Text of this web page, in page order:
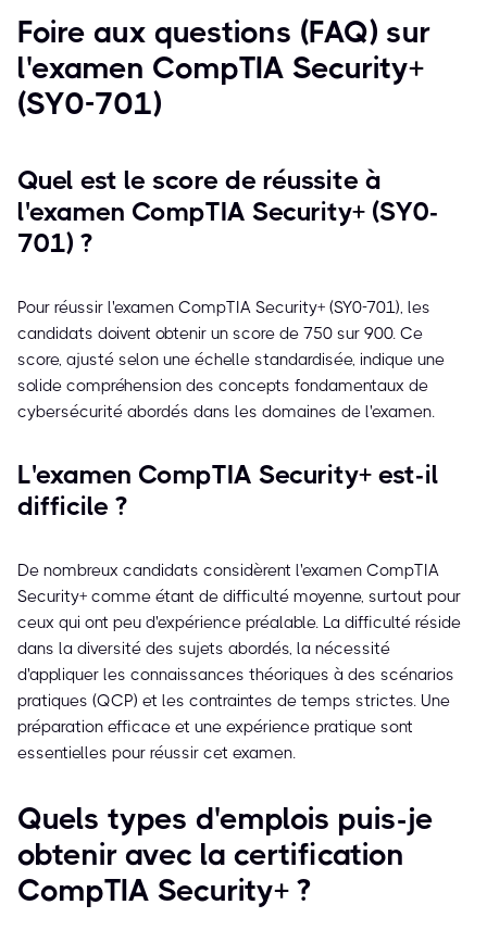
Foire aux questions (FAQ) sur
l'examen CompTIA Security+
(SY0-701)
Quel est le score de réussite à
l'examen CompTIA Security+ (SY0-
701) ?
Pour réussir l'examen CompTIA Security+ (SY0-701), les
candidats doivent obtenir un score de 750 sur 900. Ce
score, ajusté selon une échelle standardisée, indique une
solide compréhension des concepts fondamentaux de
cybersécurité abordés dans les domaines de l'examen.
L'examen CompTIA Security+ est-il
difficile ?
De nombreux candidats considèrent l'examen CompTIA
Security+ comme étant de difficulté moyenne, surtout pour
ceux qui ont peu d'expérience préalable. La difficulté réside
dans la diversité des sujets abordés, la nécessité
d'appliquer les connaissances théoriques à des scénarios
pratiques (QCP) et les contraintes de temps strictes. Une
préparation efficace et une expérience pratique sont
essentielles pour réussir cet examen.
Quels types d'emplois puis-je
obtenir avec la certification
CompTIA Security+ ?